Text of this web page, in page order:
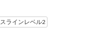
ラインレベル2